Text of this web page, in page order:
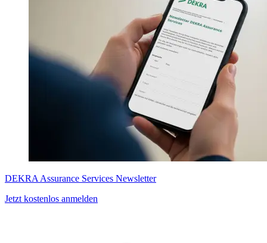
DEKRA Assurance Services Newsletter
Jetzt kostenlos anmelden